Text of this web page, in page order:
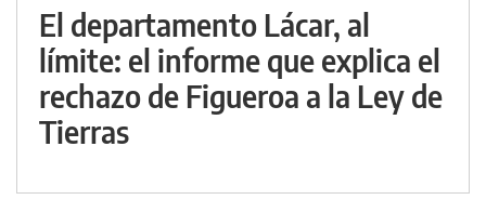
El departamento Lácar, al
límite: el informe que explica el
rechazo de Figueroa a la Ley de
Tierras